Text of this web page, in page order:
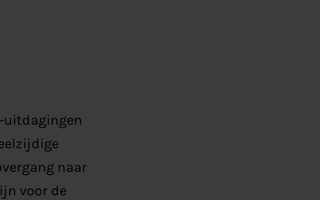
uitdagingen
naar
voor de